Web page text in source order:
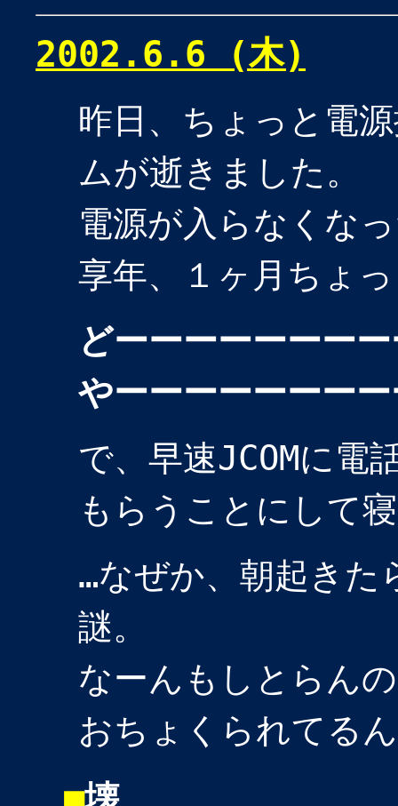
2002.6.6 (木)
昨日、ちょっと電
ムが逝きました。
電源が入らなくな
享年、１ヶ月ちょ
どーーーーーーー
やーーーーーーー
で、早速JCOMに電
もらうことにして
…なぜか、朝起きた
謎。
なーんもしとらん
おちょくられてる